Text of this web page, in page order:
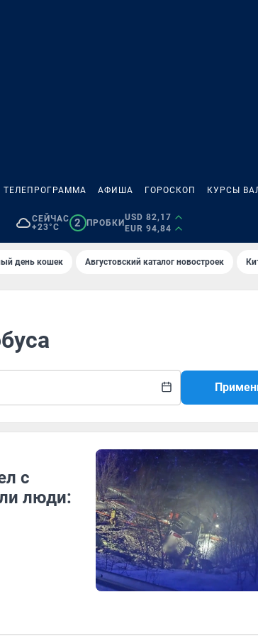
ТЕЛЕПРОГРАММА АФИША ГОРОСКОП КУРСЫ
СЕЙЧАС
+23°C
2 ПРОБКИ
USD 82,17
EUR 94,84
день кошек Августовский каталог новостроек
с
люди: